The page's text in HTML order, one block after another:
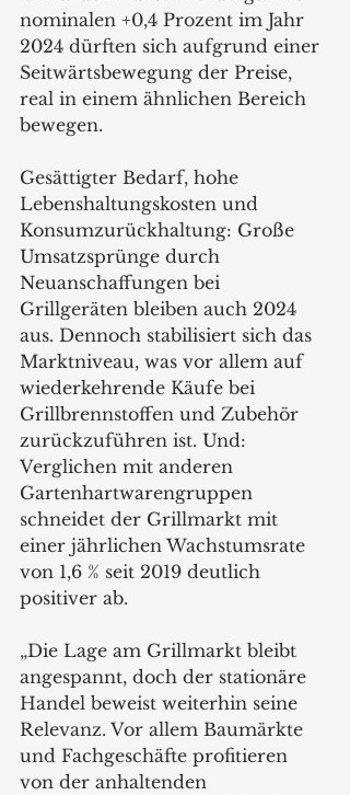
nominalen +0,4 Prozent im Jahr
2024 dürften sich aufgrund einer
Seitwärtsbewegung der Preise,
real in einem ähnlichen Bereich
bewegen.
Gesättigter Bedarf, hohe
Lebenshaltungskosten und
Konsumzurückhaltung: Große
Umsatzsprünge durch
Neuanschaffungen bei
Grillgeräten bleiben auch 2024
aus. Dennoch stabilisiert sich das
Marktniveau, was vor allem auf
wiederkehrende Käufe bei
Grillbrennstoffen und Zubehör
zurückzuführen ist. Und:
Verglichen mit anderen
Gartenhartwarengruppen
schneidet der Grillmarkt mit
einer jährlichen Wachstumsrate
von 1,6 % seit 2019 deutlich
positiver ab.
„Die Lage am Grillmarkt bleibt
angespannt, doch der stationäre
Handel beweist weiterhin seine
Relevanz. Vor allem Baumärkte
und Fachgeschäfte profitieren
von der anhaltenden